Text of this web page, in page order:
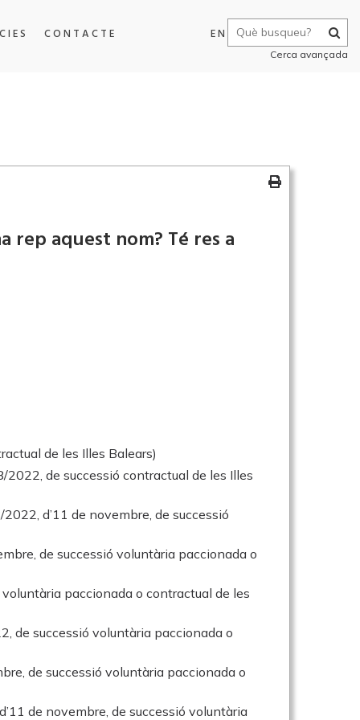
CONTACTE EN
Cerca avançada
rep aquest nom? Té res a
de les Illes Balears)
2022, de successió contractual de les Illes
d’11 de novembre, de successió
de successió voluntària paccionada o
paccionada o contractual de les
de successió voluntària paccionada o
de successió voluntària paccionada o
de novembre, de successió voluntària